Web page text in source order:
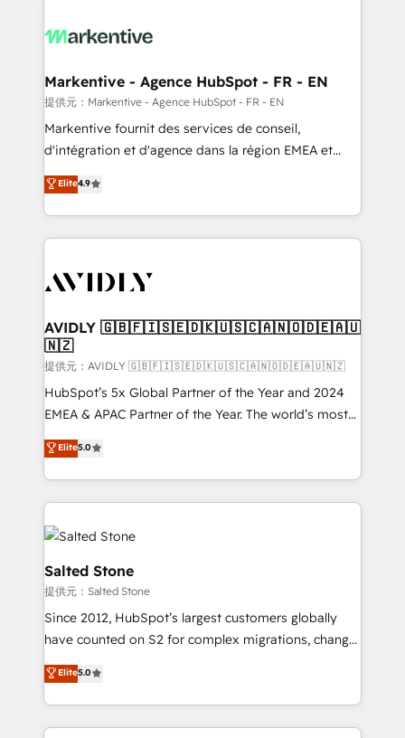
HubSpot大百科 出版 CRM・AI活用に関するご相談、現
せください。
results, fast. ⚙️CRM & RevOps: Align all Hubs to your
🎯Demand Gen & ABM: Drive pipeline with inbound,
ABM, AEO, SEO, & paid media. 👩‍💻Web Design:
Build high-performing websites with UX, messaging,
& conversion strategy that drive results. 🤖AI
AI, & maximize AEO with tailored AI services. 🧩
Integrations: Extend HubSpot with custom
Markentive - Agence HubSpot - FR - EN
提供元：Markentive - Agence HubSpot - FR - EN
Markentive fournit des services de conseil,
d'intégration et d'agence dans la région EMEA et
North America. Avec plus de 115 experts en
marketing automation, Growth, Revops, CRM et
webdesign. Markentive is both a consulting firm, a
digital agency and an integrator. With over 115
CRM and webdesign (We focus on EMEA - USA
Elite4.9
AVIDLY 🇬🇧🇫🇮🇸🇪🇩🇰🇺🇸🇨🇦🇳🇴🇩🇪🇦🇺
🇳🇿
提供元：AVIDLY 🇬🇧🇫🇮🇸🇪🇩🇰🇺🇸🇨🇦🇳🇴🇩🇪🇦🇺🇳🇿
HubSpot’s 5x Global Partner of the Year and 2024
EMEA & APAC Partner of the Year. The world’s most
experienced and fully accredited HubSpot Solutions
Partner. 🚀 With 2,750+ HubSpot projects delivered
and 370+ specialists across EMEA, APAC and NAM,
we de-risk complex CRM programmes and
accelerate ROI across every HubSpot Hub. 🧭 From
multi-region migrations to AI-powered automation,
we turn complexity into clarity, human at global
scale. 🏆 HubSpot’s CEO called us “the partner of the
future.” Others agree it is proof of trust built through
measurable impact.
Elite5.0
Salted Stone
提供元：Salted Stone
Since 2012, HubSpot’s largest customers globally
have counted on S2 for complex migrations, change
management, systems integration, and creative
solutions that deliver measurable impact and
transform brand experiences As one of the few full-
service creative agencies in the HubSpot
Elite5.0